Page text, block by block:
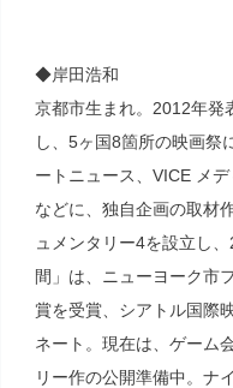
◆岸田浩和
京都市生まれ。2012年発
し、5ヶ国8箇所の映画祭
ートニュース、VICE メ
などに、独自企画の取材
ュメンタリー4を設立し
間」は、ニューヨーク市
賞を受賞、シアトル国際
ネート。現在は、ゲーム
リー作の公開準備中。ナ